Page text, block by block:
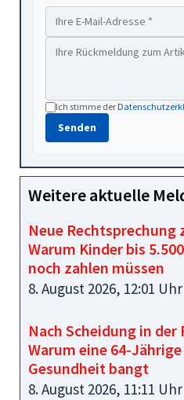
Ich stimme der
Senden
Weitere aktuelle
Neue
Warum Kinder bis
noch zahlen müssen
8. August 2026, 12:01 Uhr
Nach Scheidung in der
Warum eine
Gesundheit bangt
8. August 2026, 11:11 Uhr